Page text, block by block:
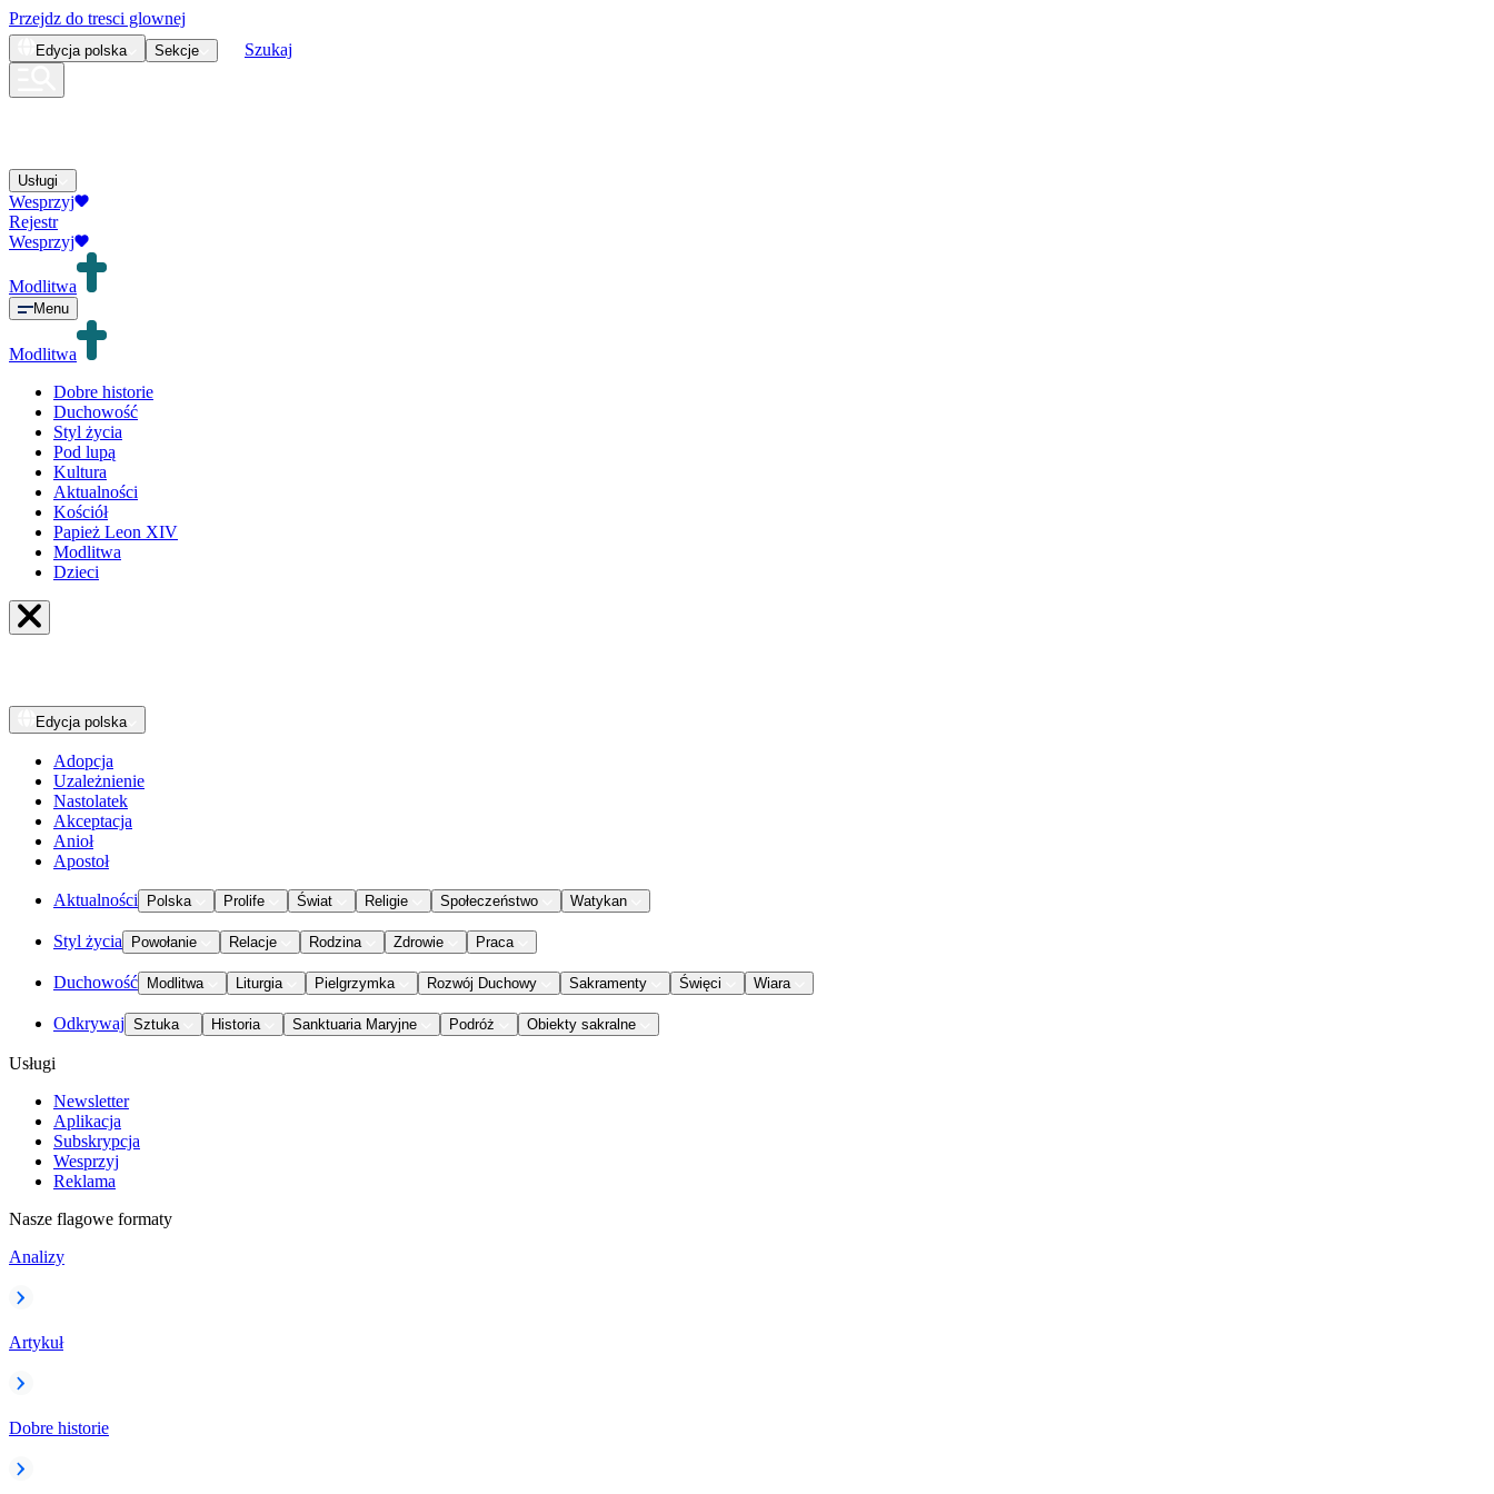
Przejdz do tresci glownej
Edycja polska Sekcje Szukaj
Usługi
Wesprzyj
Rejestr
Wesprzyj
Modlitwa
Menu
Modlitwa
Dobre historie
Duchowość
Styl życia
Pod lupą
Kultura
Aktualności
Kościół
Papież Leon XIV
Modlitwa
Dzieci
Edycja polska
Adopcja
Uzależnienie
Nastolatek
Akceptacja
Anioł
Apostoł
Aktualności Polska Prolife Świat Religie Społeczeństwo Watykan
Styl życia Powołanie Relacje Rodzina Zdrowie Praca
Duchowość Modlitwa Liturgia Pielgrzymka Rozwój Duchowy Sakramenty Święci Wiara
Odkrywaj Sztuka Historia Sanktuaria Maryjne Podróż Obiekty sakralne
Usługi
Newsletter
Aplikacja
Subskrypcja
Wesprzyj
Reklama
Nasze flagowe formaty
Analizy
Artykuł
Dobre historie